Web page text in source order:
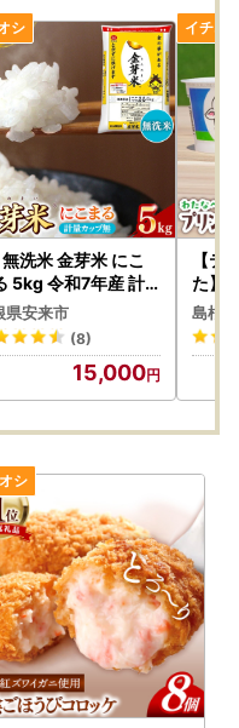
洗米 金芽米 にこ
5kg 令和7年産 計
ップ無し 【価格改
】【15-SS-11-2】
県安来市
(8)
15,000
【テ
た】
グル
ヨー
ン12
ン 詰
物 人
-
島根